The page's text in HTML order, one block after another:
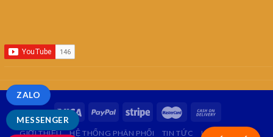
GIỚI THIỆU HỆ THỐNG PHÂN PHỐI TIN TỨC LIÊN HỆ
MESSENGER
ZALO